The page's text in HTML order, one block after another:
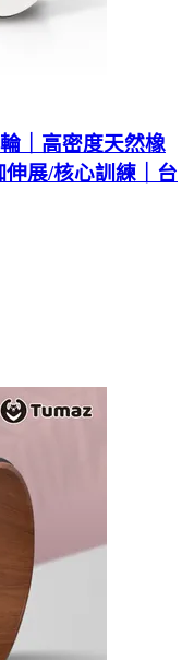
｜高密度天然橡
展/核心訓練｜台